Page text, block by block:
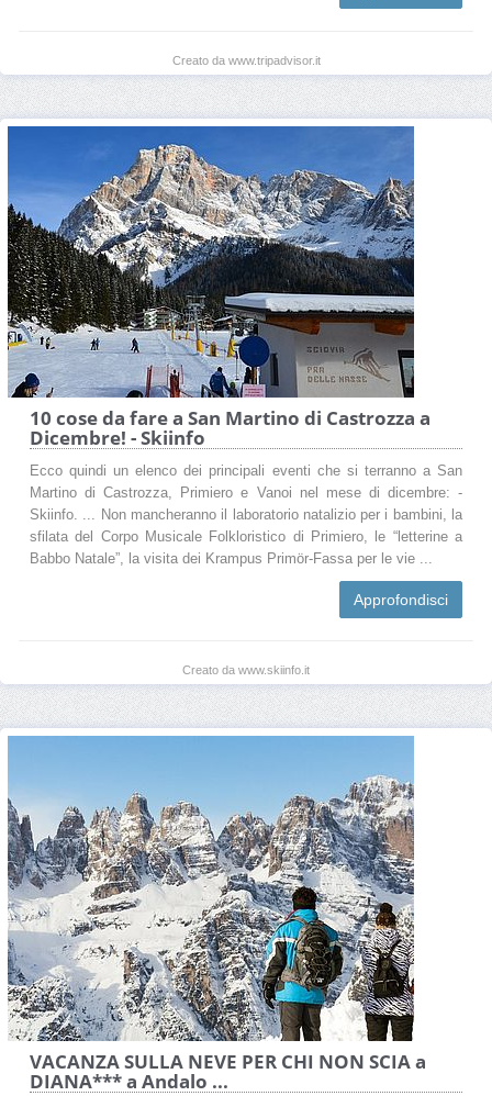
Creato da www.tripadvisor.it
10 cose da fare a San Martino di Castrozza a
Dicembre! - Skiinfo
Ecco quindi un elenco dei principali eventi che si terranno a San
Martino di Castrozza, Primiero e Vanoi nel mese di dicembre: -
Skiinfo. ... Non mancheranno il laboratorio natalizio per i bambini, la
sfilata del Corpo Musicale Folkloristico di Primiero, le “letterine a
Babbo Natale”, la visita dei Krampus Primör-Fassa per le vie ...
Approfondisci
Creato da www.skiinfo.it
VACANZA SULLA NEVE PER CHI NON SCIA a
DIANA*** a Andalo ...